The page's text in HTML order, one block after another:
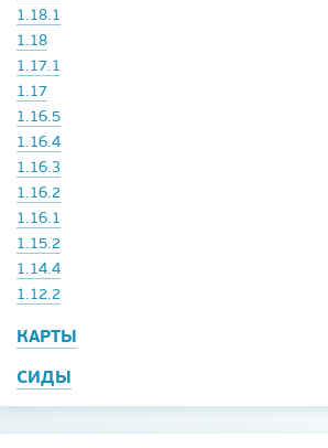
1.18.1
1.18
1.17.1
1.17
1.16.5
1.16.4
1.16.3
1.16.2
1.16.1
1.15.2
1.14.4
1.12.2
КАРТЫ
СИДЫ